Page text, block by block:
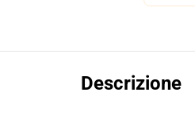
Descrizione